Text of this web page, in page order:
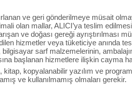
ve geri gönderilmeye müsait
olan mallar, ALICI’ya teslim
ve doğası gereği ayrıştırılması
hizmetler veya tüketiciye anında
sarf malzemelerinin,
başlanan hizmetlere ilişkin cayma
kopyalanabilir yazılım ve
ve kullanılmamış olmaları gerekir.